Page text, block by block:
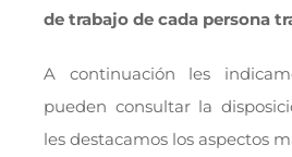
de trabajo de cada persona
A continuación les
pueden consultar la
les destacamos los aspectos